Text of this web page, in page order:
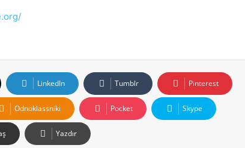
LinkedIn Tumblr Pinterest
Odnoklassniki Pocket Skype
Yazdır